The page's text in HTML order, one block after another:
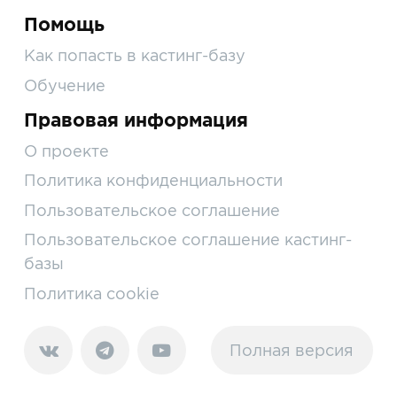
Помощь
Как попасть в кастинг-базу
Обучение
Правовая информация
О проекте
Политика конфиденциальности
Пользовательское соглашение
Пользовательское соглашение кастинг-
базы
Политика cookie
Полная версия